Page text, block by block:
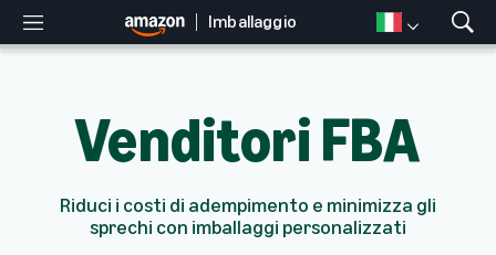
M
e
Imballaggio
M
o
Venditori FBA
Riduci i costi di adempimento e minimizza gli
sprechi con imballaggi personalizzati